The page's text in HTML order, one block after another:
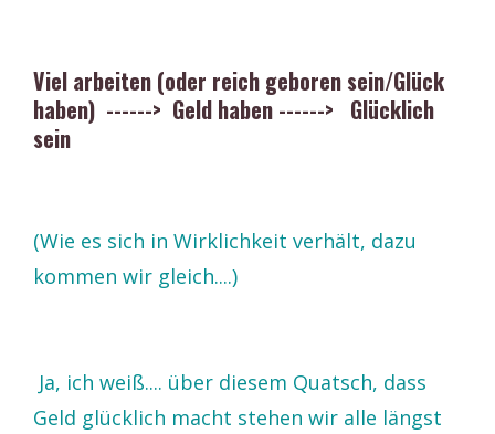
Viel arbeiten (oder reich geboren sein/Glück
haben) ------> Geld haben ------> Glücklich
sein
(Wie es sich in Wirklichkeit verhält, dazu
kommen wir gleich....)
Ja, ich weiß.... über diesem Quatsch, dass
Geld glücklich macht stehen wir alle längst